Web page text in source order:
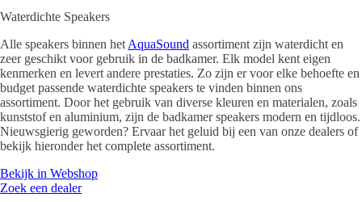
Waterdichte Speakers
Alle speakers binnen het AquaSound assortiment zijn waterdicht en
zeer geschikt voor gebruik in de badkamer. Elk model kent eigen
kenmerken en levert andere prestaties. Zo zijn er voor elke behoefte en
budget passende waterdichte speakers te vinden binnen ons
assortiment. Door het gebruik van diverse kleuren en materialen, zoals
kunststof en aluminium, zijn de badkamer speakers modern en tijdloos.
Nieuwsgierig geworden? Ervaar het geluid bij een van onze dealers of
bekijk hieronder het complete assortiment.
Bekijk in Webshop
Zoek een dealer